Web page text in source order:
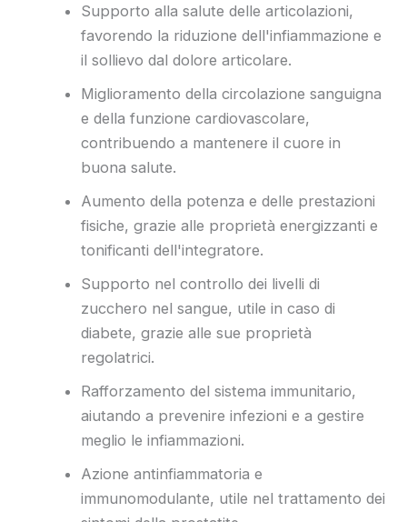
Supporto alla salute delle articolazioni,
favorendo la riduzione dell'infiammazione e
il sollievo dal dolore articolare.
Miglioramento della circolazione sanguigna
e della funzione cardiovascolare,
contribuendo a mantenere il cuore in
buona salute.
Aumento della potenza e delle prestazioni
fisiche, grazie alle proprietà energizzanti e
tonificanti dell'integratore.
Supporto nel controllo dei livelli di
zucchero nel sangue, utile in caso di
diabete, grazie alle sue proprietà
regolatrici.
Rafforzamento del sistema immunitario,
aiutando a prevenire infezioni e a gestire
meglio le infiammazioni.
Azione antinfiammatoria e
immunomodulante, utile nel trattamento dei